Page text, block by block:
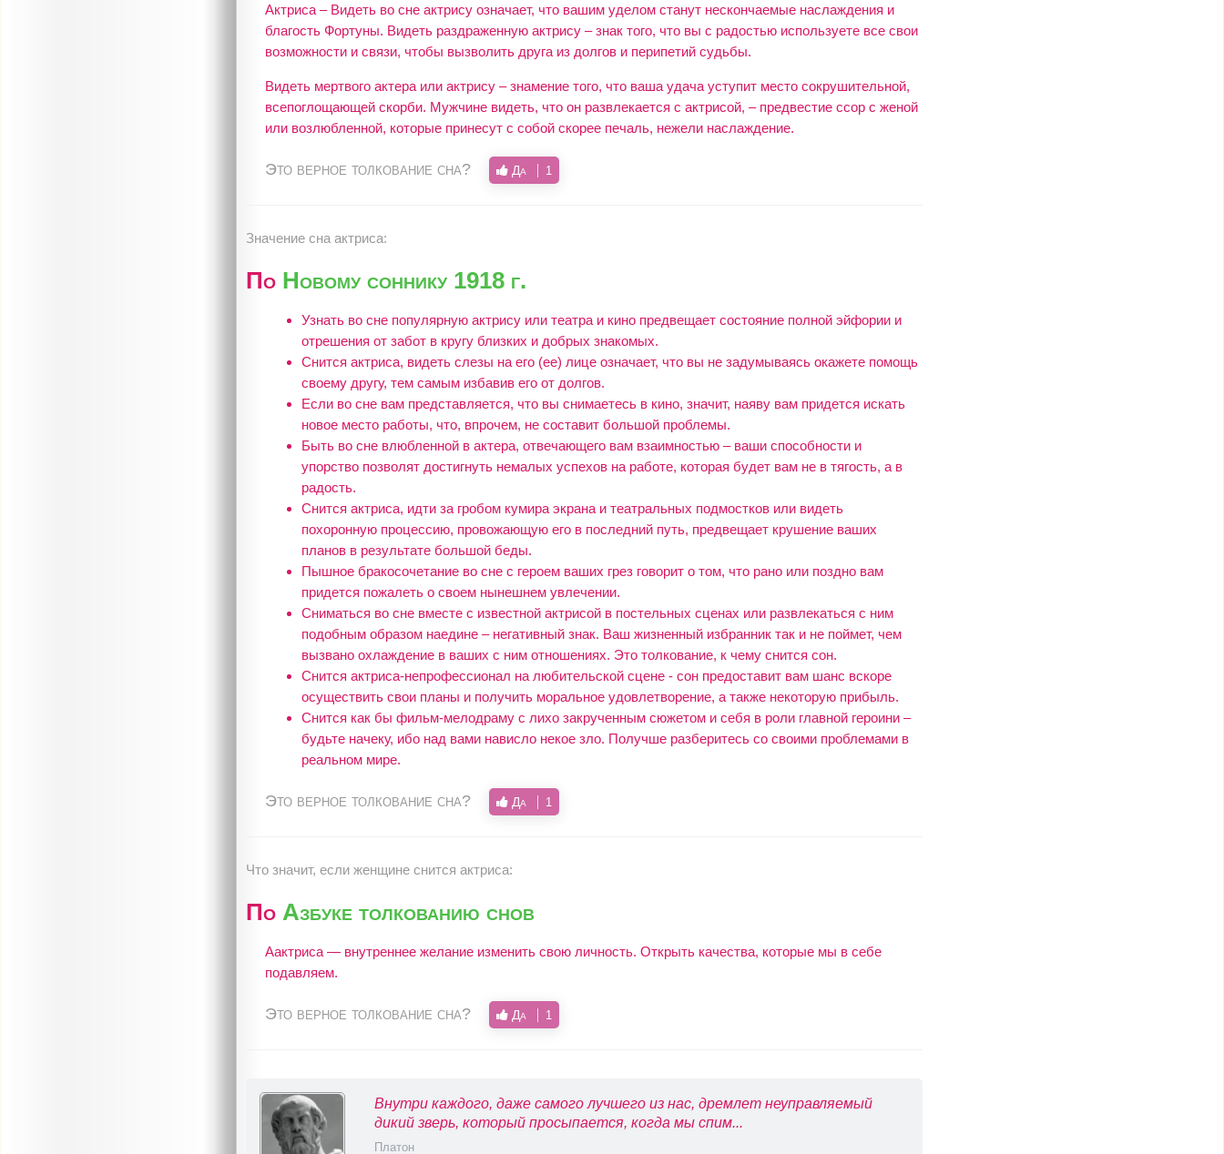
Актриса – Видеть во сне актрису означает, что вашим уделом станут нескончаемые наслаждения и
благость Фортуны. Видеть раздраженную актрису – знак того, что вы с радостью используете все свои
возможности и связи, чтобы вызволить друга из долгов и перипетий судьбы.
Видеть мертвого актера или актрису – знамение того, что ваша удача уступит место сокрушительной,
всепоглощающей скорби. Мужчине видеть, что он развлекается с актрисой, – предвестие ссор с женой
или возлюбленной, которые принесут с собой скорее печаль, нежели наслаждение.
Это верное толкование сна? Да 1
Значение сна актриса:
По Новому соннику 1918 г.
Узнать во сне популярную актрису или театра и кино предвещает состояние полной эйфории и
отрешения от забот в кругу близких и добрых знакомых.
Снится актриса, видеть слезы на его (ее) лице означает, что вы не задумываясь окажете помощь
своему другу, тем самым избавив его от долгов.
Если во сне вам представляется, что вы снимаетесь в кино, значит, наяву вам придется искать
новое место работы, что, впрочем, не составит большой проблемы.
Быть во сне влюбленной в актера, отвечающего вам взаимностью – ваши способности и
упорство позволят достигнуть немалых успехов на работе, которая будет вам не в тягость, а в
радость.
Снится актриса, идти за гробом кумира экрана и театральных подмостков или видеть
похоронную процессию, провожающую его в последний путь, предвещает крушение ваших
планов в результате большой беды.
Пышное бракосочетание во сне с героем ваших грез говорит о том, что рано или поздно вам
придется пожалеть о своем нынешнем увлечении.
Сниматься во сне вместе с известной актрисой в постельных сценах или развлекаться с ним
подобным образом наедине – негативный знак. Ваш жизненный избранник так и не поймет, чем
вызвано охлаждение в ваших с ним отношениях. Это толкование, к чему снится сон.
Снится актриса-непрофессионал на любительской сцене - сон предоставит вам шанс вскоре
осуществить свои планы и получить моральное удовлетворение, а также некоторую прибыль.
Снится как бы фильм-мелодраму с лихо закрученным сюжетом и себя в роли главной героини –
будьте начеку, ибо над вами нависло некое зло. Получше разберитесь со своими проблемами в
реальном мире.
Это верное толкование сна? Да 1
Что значит, если женщине снится актриса:
По Азбуке толкованию снов
Аактриса — внутреннее желание изменить свою личность. Открыть качества, которые мы в себе
подавляем.
Это верное толкование сна? Да 1
Внутри каждого, даже самого лучшего из нас, дремлет неуправляемый
дикий зверь, который просыпается, когда мы спим...
Платон